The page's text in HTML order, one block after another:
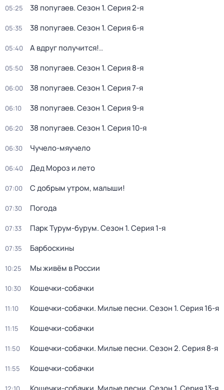
05:25 38 попугаев. Сезон 1. Серия 2-я
05:35 38 попугаев. Сезон 1. Серия 6-я
05:40 А вдруг получится!..
05:50 38 попугаев. Сезон 1. Серия 8-я
06:00 38 попугаев. Сезон 1. Серия 7-я
06:10 38 попугаев. Сезон 1. Серия 9-я
06:20 38 попугаев. Сезон 1. Серия 10-я
06:30 Чучело-мяучело
06:40 Дед Мороз и лето
07:00 С добрым утром, малыши!
07:30 Погода
07:33 Парк Турум-бурум. Сезон 1. Серия 1-я
07:35 Барбоскины
10:25 Мы живём в России
10:30 Кошечки-собачки
11:10 Кошечки-собачки. Милые песни. Сезон 1. Серия 16-я
11:15 Кошечки-собачки
11:50 Кошечки-собачки. Милые песни. Сезон 2. Серия 8-я
11:55 Кошечки-собачки